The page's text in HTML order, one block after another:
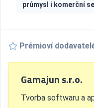
průmysl i komerční
Prémioví
Gamajun s.r.o.
Tvorba softwaru a